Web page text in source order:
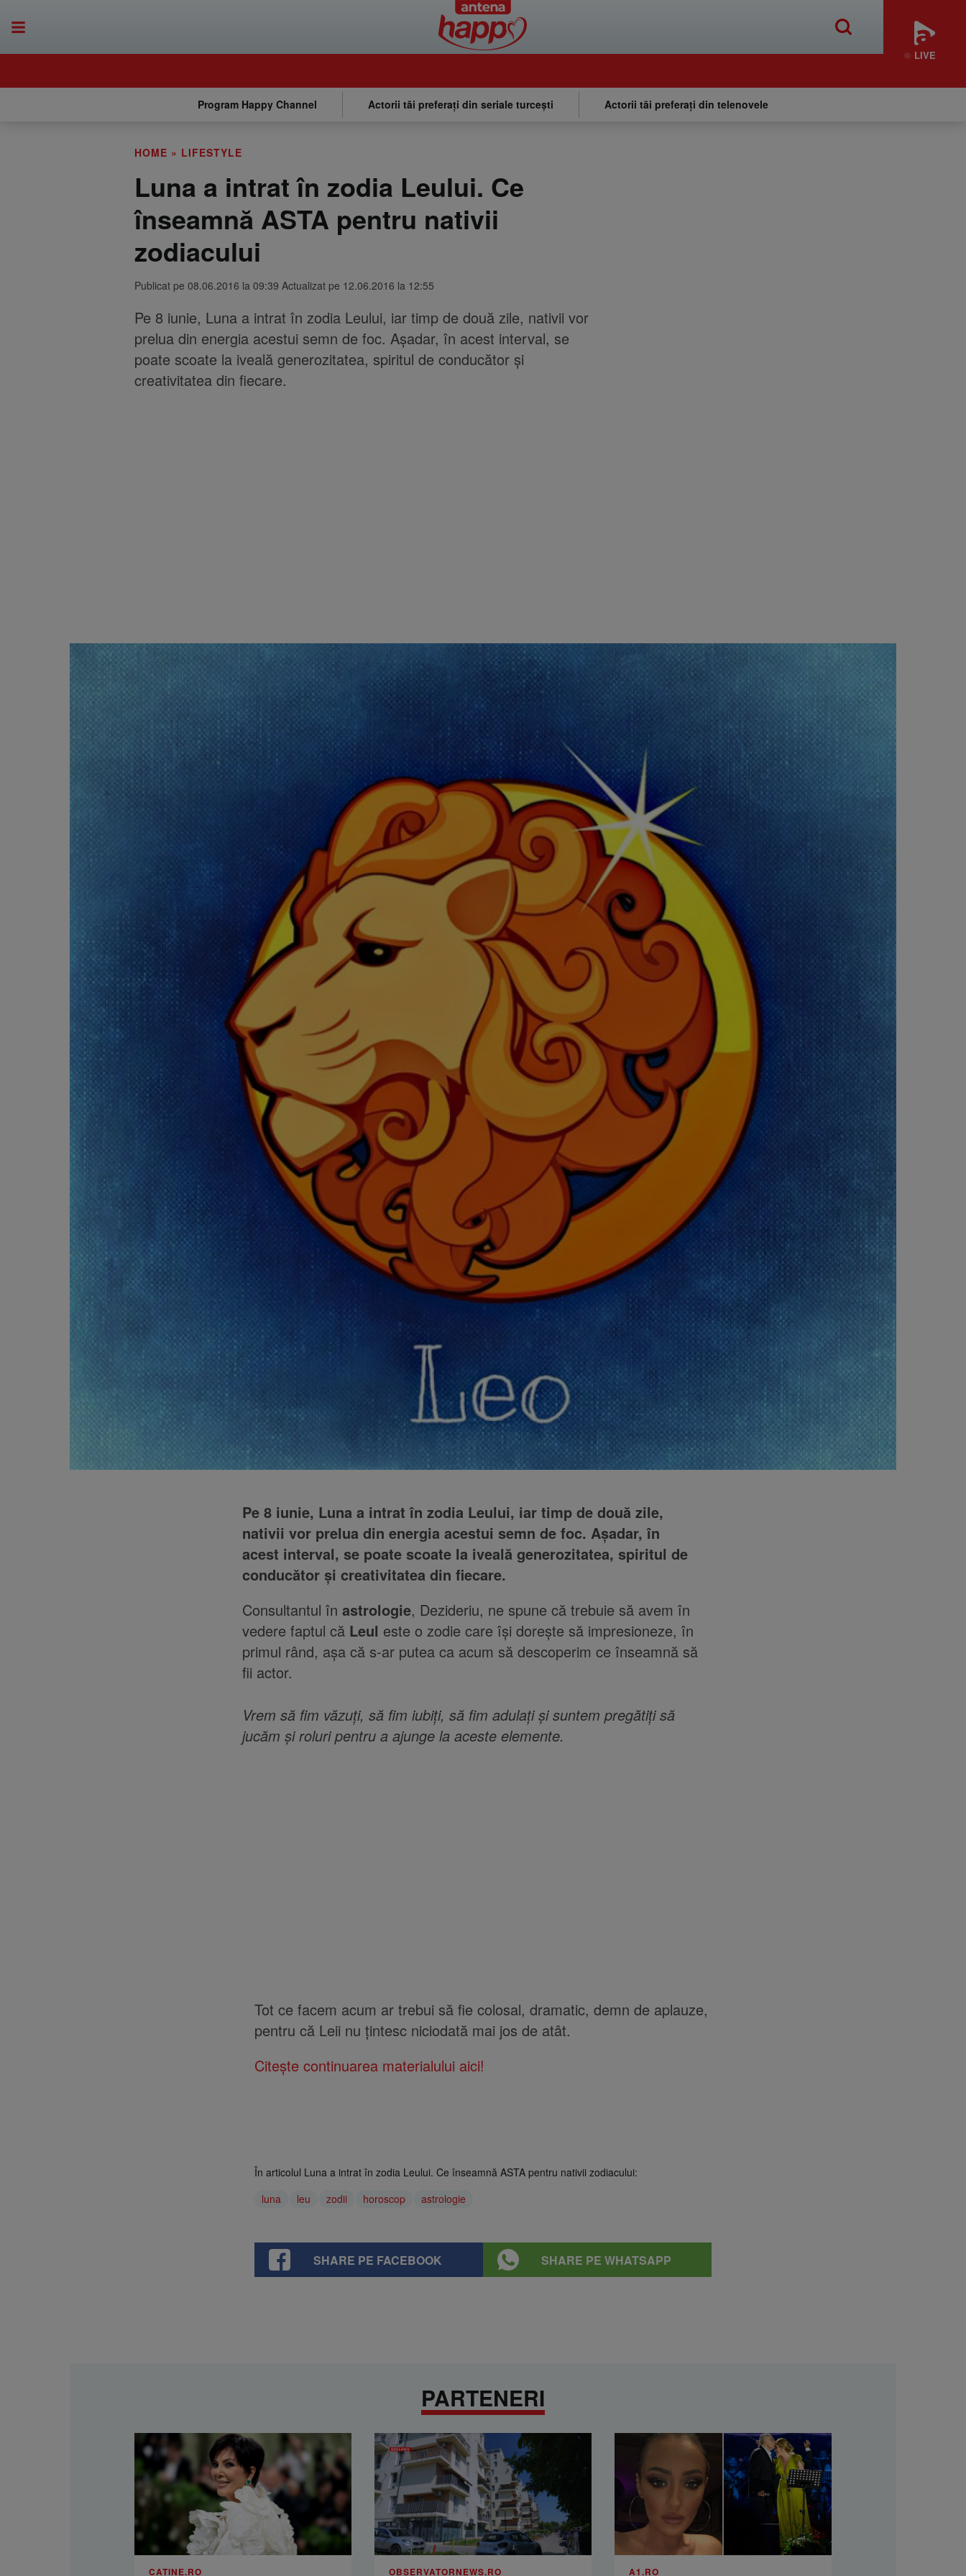
LIVE
Program Happy Channel Actorii tăi preferați din seriale turcești Actorii tăi preferați din telenovele
HOME » LIFESTYLE
Luna a intrat în zodia Leului. Ce
înseamnă ASTA pentru nativii
zodiacului
Publicat pe 08.06.2016 la 09:39 Actualizat pe 12.06.2016 la 12:55
Pe 8 iunie, Luna a intrat în zodia Leului, iar timp de două zile, nativii vor
prelua din energia acestui semn de foc. Așadar, în acest interval, se
poate scoate la iveală generozitatea, spiritul de conducător și
creativitatea din fiecare.
Pe 8 iunie, Luna a intrat în zodia Leului, iar timp de două zile,
nativii vor prelua din energia acestui semn de foc. Așadar, în
acest interval, se poate scoate la iveală generozitatea, spiritul de
conducător și creativitatea din fiecare.
Consultantul în astrologie, Dezideriu, ne spune că trebuie să avem în
vedere faptul că Leul este o zodie care își dorește să impresioneze, în
primul rând, așa că s-ar putea ca acum să descoperim ce înseamnă să
fii actor.
Vrem să fim văzuți, să fim iubiți, să fim adulați și suntem pregătiți să
jucăm și roluri pentru a ajunge la aceste elemente.
Tot ce facem acum ar trebui să fie colosal, dramatic, demn de aplauze,
pentru că Leii nu țintesc niciodată mai jos de atât.
Citește continuarea materialului aici!
În articolul Luna a intrat în zodia Leului. Ce înseamnă ASTA pentru nativii zodiacului:
luna
leu zodii horoscop astrologie
SHARE PE FACEBOOK SHARE PE WHATSAPP
PARTENERI
CATINE.RO OBSERVATORNEWS.RO A1.RO